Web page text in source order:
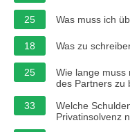
25 Was muss ich
18 Was zu
25
Wie lange muss
des Partners zu
33
Welche
Privatinsolvenz